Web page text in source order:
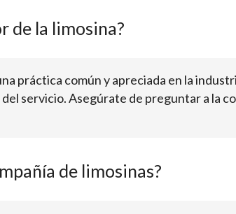
de la limosina?
práctica común y apreciada en la
servicio. Asegúrate de preguntar a la
de limosinas?